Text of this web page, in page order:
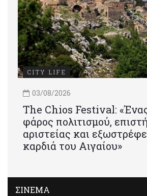
CITY LIFE
03/08/2026
Τhe Chios Festival:
φάρος πολιτισμού,
αριστείας και
καρδιά του Αιγαίου»
ΣΙΝΕΜΑ